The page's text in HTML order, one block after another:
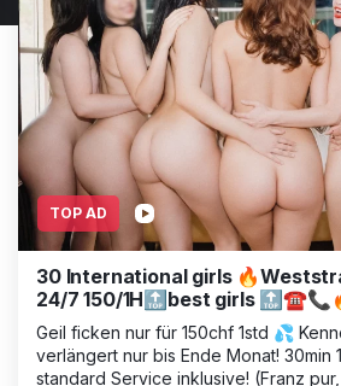
TOP AD
30 International girls
24/7 150/1H🔝best girls
Geil ficken nur für 150chf 1std 💦 Kennenlern Angebot
verlängert nur bis Ende Monat! 30min 110 fr 1std 150 fr Nur
standard Service inklusive! (Franz